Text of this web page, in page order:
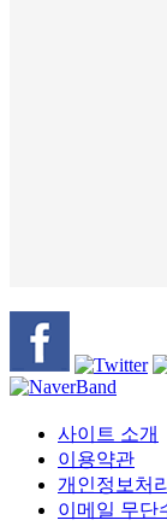
사이트 소개
이용약관
개인정보처
이메일 무단